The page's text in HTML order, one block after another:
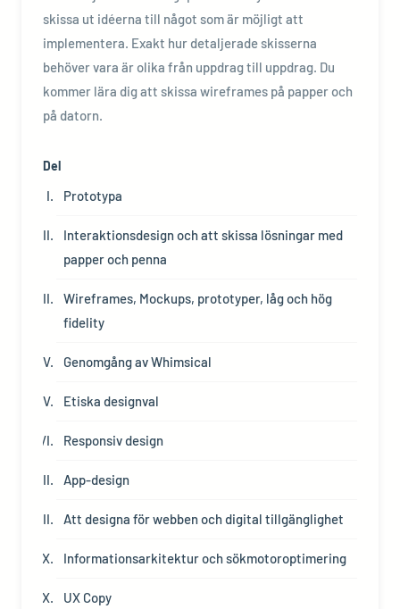
skissa ut idéerna till något som är möjligt att
implementera. Exakt hur detaljerade skisserna
behöver vara är olika från uppdrag till uppdrag. Du
kommer lära dig att skissa wireframes på papper och
på datorn.
Del
Prototypa
Interaktionsdesign och att skissa lösningar med
papper och penna
Wireframes, Mockups, prototyper, låg och hög
fidelity
Genomgång av Whimsical
Etiska designval
Responsiv design
App-design
Att designa för webben och digital tillgänglighet
Informationsarkitektur och sökmotoroptimering
UX Copy